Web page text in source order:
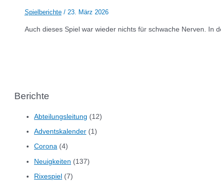
Spielberichte/ 23. März 2026
Auch dieses Spiel war wieder nichts für schwache Nerven.
Berichte
Abteilungsleitung (12)
Adventskalender (1)
Corona (4)
Neuigkeiten (137)
Rixespiel (7)